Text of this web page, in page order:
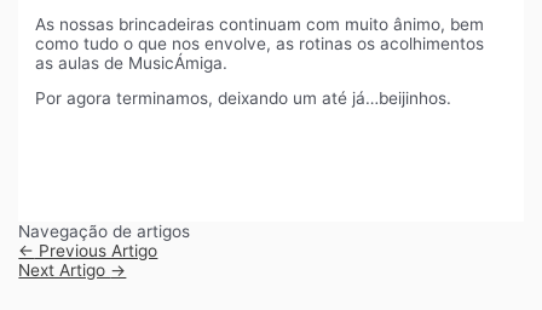
As nossas brincadeiras continuam com muito ânimo, bem
como tudo o que nos envolve, as rotinas os acolhimentos
as aulas de MusicÁmiga.
Por agora terminamos, deixando um até já…beijinhos.
Navegação de artigos
← Previous Artigo
Next Artigo →